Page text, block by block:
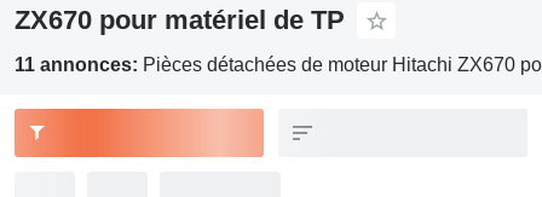
ZX670 pour matériel de TP
11 annonces: Pièces détachées de moteur Hitachi ZX670